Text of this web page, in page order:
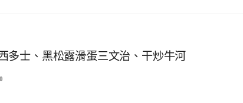
多士、黑松露滑蛋三文治、干炒牛河
0